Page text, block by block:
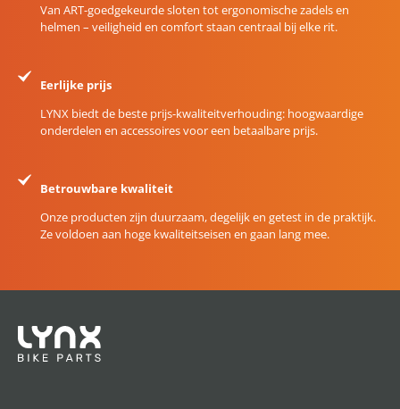
Van ART-goedgekeurde sloten tot ergonomische zadels en
helmen – veiligheid en comfort staan centraal bij elke rit.
Eerlijke prijs
LYNX biedt de beste prijs-kwaliteitverhouding: hoogwaardige
onderdelen en accessoires voor een betaalbare prijs.
Betrouwbare kwaliteit
Onze producten zijn duurzaam, degelijk en getest in de praktijk.
Ze voldoen aan hoge kwaliteitseisen en gaan lang mee.